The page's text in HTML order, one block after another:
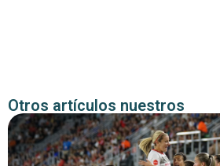
Otros artículos nuestros